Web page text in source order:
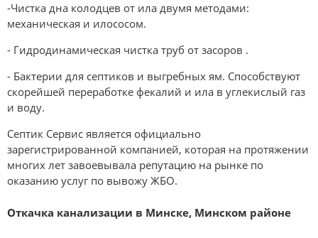
-Чистка дна колодцев от ила двумя методами:
механическая и илососом.
- Гидродинамическая чистка труб от засоров .
- Бактерии для септиков и выгребных ям. Способствуют
скорейшей переработке фекалий и ила в углекислый газ
и воду.
Септик Сервис является официально
зарегистрированной компанией, которая на протяжении
многих лет завоевывала репутацию на рынке по
оказанию услуг по вывожу ЖБО.
Откачка канализации в Минске, Минском районе